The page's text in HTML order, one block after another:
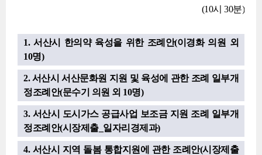
(10시 30분)
1. 서산시 한의약 육성을 위한 조례안(이경화 의원 외
10명)
2. 서산시 서산문화원 지원 및 육성에 관한 조례 일부개
정조례안(문수기 의원 외 10명)
3. 서산시 도시가스 공급사업 보조금 지원 조례 일부개
정조례안(시장제출_일자리경제과)
4. 서산시 지역 돌봄 통합지원에 관한 조례안(시장제출